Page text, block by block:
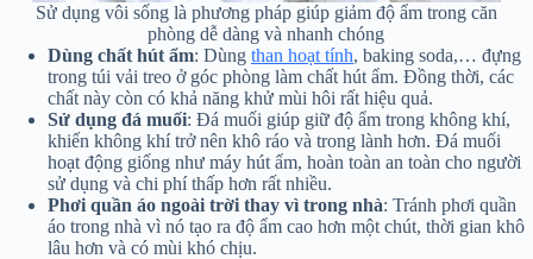
Sử dụng vôi sống là phương pháp giúp giảm độ ẩm trong căn
phòng dễ dàng và nhanh chóng
Dùng chất hút ẩm: Dùng than hoạt tính, baking soda,… đựng
trong túi vải treo ở góc phòng làm chất hút ẩm. Đồng thời, các
chất này còn có khả năng khử mùi hôi rất hiệu quả.
Sử dụng đá muối: Đá muối giúp giữ độ ẩm trong không khí,
khiến không khí trở nên khô ráo và trong lành hơn. Đá muối
hoạt động giống như máy hút ẩm, hoàn toàn an toàn cho người
sử dụng và chi phí thấp hơn rất nhiều.
Phơi quần áo ngoài trời thay vì trong nhà: Tránh phơi quần
áo trong nhà vì nó tạo ra độ ẩm cao hơn một chút, thời gian khô
lâu hơn và có mùi khó chịu.